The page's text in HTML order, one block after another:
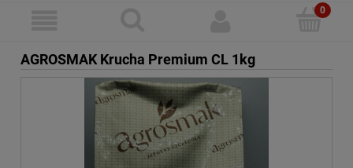
AGROSMAK Krucha Premium CL 1kg